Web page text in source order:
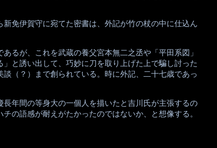
免伊賀守に宛てた密書は、外記が竹の杖の中に仕込ん
るが、これを武蔵の養父宮本無二之丞や「平田系図」
と誘い出して、巧妙に刀を取り上げた上で騙し討った
（？）まで創られている。時に外記、二十七歳であっ
年間の等身大の一個人を描いたと吉川氏が主張するの
の語感が耐えがたかったのではないか、と想像する。